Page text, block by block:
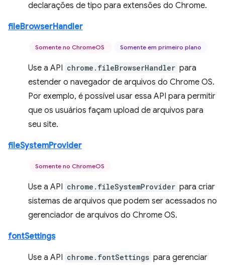
declarações de tipo para extensões do Chrome.
fileBrowserHandler
Somente no ChromeOS Somente em primeiro plano
Use a API chrome.fileBrowserHandler para
estender o navegador de arquivos do Chrome OS.
Por exemplo, é possível usar essa API para permitir
que os usuários façam upload de arquivos para
seu site.
fileSystemProvider
Somente no ChromeOS
Use a API chrome.fileSystemProvider para criar
sistemas de arquivos que podem ser acessados no
gerenciador de arquivos do Chrome OS.
fontSettings
Use a API chrome.fontSettings para gerenciar